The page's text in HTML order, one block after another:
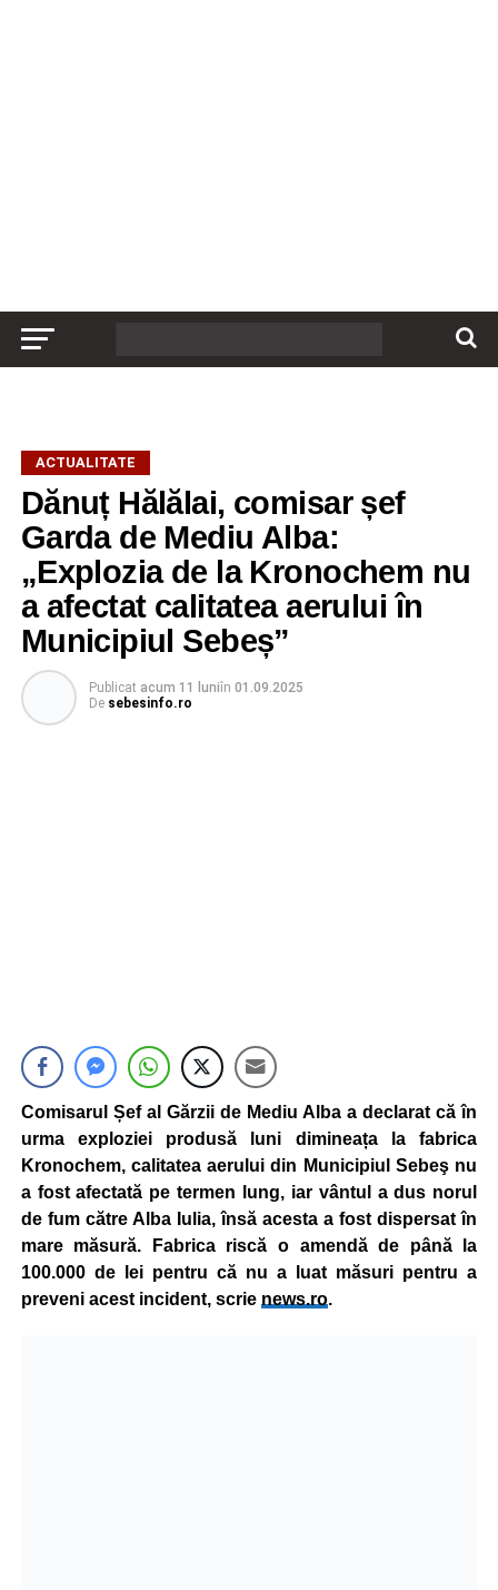
ACTUALITATE
Dănuț Hălălai, comisar șef
Garda de Mediu Alba:
„Explozia de la Kronochem nu
a afectat calitatea aerului în
Municipiul Sebeș”
Publicat acum 11 luniîn 01.09.2025
De sebesinfo.ro
Comisarul Șef al Gărzii de Mediu Alba a declarat că în
urma exploziei produsă luni dimineața la fabrica
Kronochem, calitatea aerului din Municipiul Sebeş nu
a fost afectată pe termen lung, iar vântul a dus norul
de fum către Alba Iulia, însă acesta a fost dispersat în
mare măsură. Fabrica riscă o amendă de până la
100.000 de lei pentru că nu a luat măsuri pentru a
preveni acest incident, scrie news.ro.